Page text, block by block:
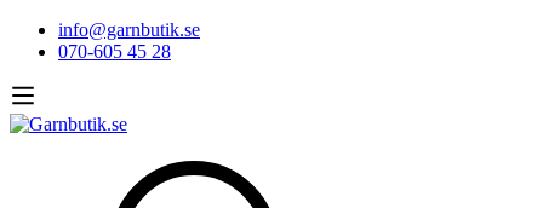
info@garnbutik.se
070-605 45 28